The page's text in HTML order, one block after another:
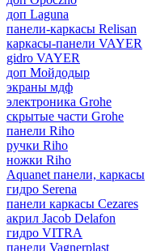
доп Laguna
панели-каркасы Relisan
каркасы-панели VAYER
gidro VAYER
доп Мойдодыр
экраны мдф
электроника Grohe
скрытые части Grohe
панели Riho
ручки Riho
ножки Riho
Aquanet панели, каркасы
гидро Serena
панели каркасы Cezares
акрил Jacob Delafon
гидро VITRA
панели Vagnerplast